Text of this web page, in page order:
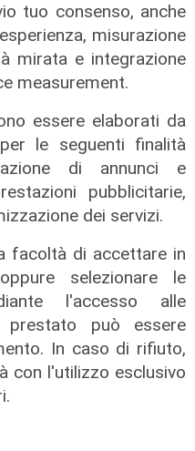
tuo consenso, anche
misurazione
mirata e integrazione
measurement.
essere elaborati da
le seguenti finalità
di annunci e
pubblicitarie,
dei servizi.
facoltà di accettare in
selezionare le
l'accesso alle
prestato può essere
In caso di rifiuto,
con l'utilizzo esclusivo
"Nessuna